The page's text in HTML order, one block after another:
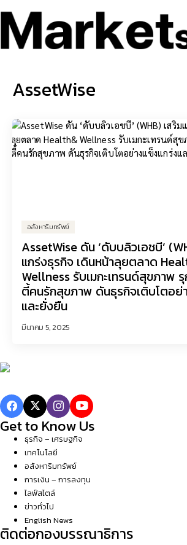
AssetWise
อสังหาริมทรัพย์
AssetWise ดัน ‘ดับบลิวเอชบี’
แกร่งธุรกิจ เดินหน้าลุยตลาด
Wellness รับเมกะเทรนด์สุขภาพ
ตี้คนรักสุขภาพ ดันธุรกิจเติบโตอย่
และยั่งยืน
มีนาคม 5, 2025
Get to Know Us
ธุรกิจ – เศรษฐกิจ
เทคโนโลยี
อสังหาริมทรัพย์
การเงิน – การลงทุน
ไลฟ์สไตล์
ข่าวทั่วไป
English News
ติดต่อกองบรรณาธิการ